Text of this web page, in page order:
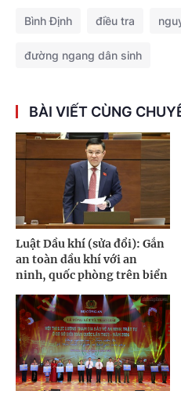
Bình Định điều tra
đường ngang dân sinh
BÀI VIẾT CÙNG
Luật Dầu khí (sửa đổi): Gắn
an toàn dầu khí với an
ninh, quốc phòng trên biển